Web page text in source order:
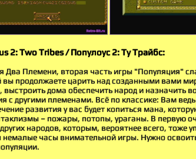
2: Two Tribes / Популоус 2: Ту Трайбс:
Два Племени, вторая часть игры "Популяция"
продолжаете царить над созданными вами
дома обеспечить народ и назначить
с другими племенами. Всё по классике: Вам
развития у вас будет копиться мана,
– пожары, потопы, ураганы. В первую
народов, которым, вероятнее всего, тоже
немалые часы внимательной игры. Нужно